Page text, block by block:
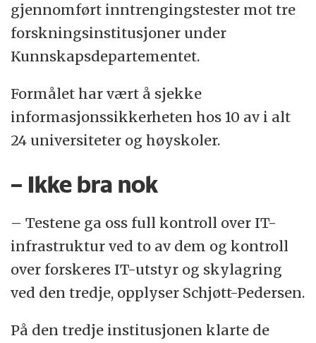
gjennomført inntrengingstester mot tre
forskningsinstitusjoner under
Kunnskapsdepartementet.
Formålet har vært å sjekke
informasjonssikkerheten hos 10 av i alt
24 universiteter og høyskoler.
– Ikke bra nok
– Testene ga oss full kontroll over IT-
infrastruktur ved to av dem og kontroll
over forskeres IT-utstyr og skylagring
ved den tredje, opplyser Schjøtt-Pedersen.
På den tredje institusjonen klarte de